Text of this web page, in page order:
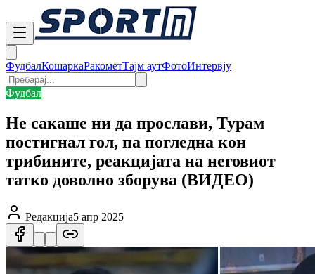
ФудбалКошаркаРакометТајм аутФотоИнтервју
Фудбал
Не сакаше ни да прослави, Турам
постигнал гол, па погледна кон
трибините, реакцијата на неговиот
татко доволно зборува (ВИДЕО)
Редакција5 апр 2025